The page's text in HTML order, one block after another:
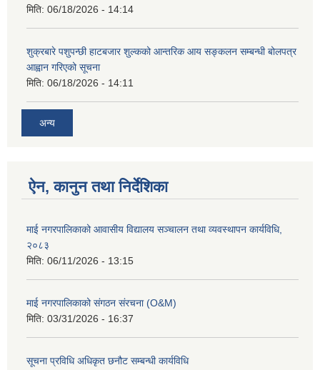
मिति: 06/18/2026 - 14:14
शुक्रबारे पशुपन्छी हाटबजार शुल्कको आन्तरिक आय सङ्कलन सम्बन्धी बोलपत्र
आह्वान गरिएको सूचना
मिति: 06/18/2026 - 14:11
अन्य
ऐन, कानुन तथा निर्देशिका
माई नगरपालिकाको आवासीय विद्यालय सञ्चालन तथा व्यवस्थापन कार्यविधि,
२०८३
मिति: 06/11/2026 - 13:15
माई नगरपालिकाको संगठन संरचना (O&M)
मिति: 03/31/2026 - 16:37
सूचना प्रविधि अधिकृत छनौट सम्बन्धी कार्यविधि